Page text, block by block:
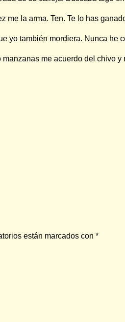
la arma. Ten. Te lo has
yo también mordiera. Nunca he
me acuerdo del chivo y
están marcados con *